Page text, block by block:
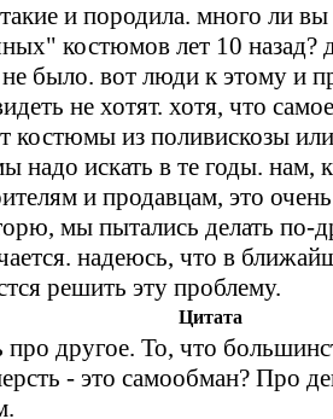
и породила. много ли
костюмов лет 10 назад?
было. вот люди к этому и
не хотят. хотя, что
костюмы из поливискозы
надо искать в те годы. нам,
и продавцам, это
мы пытались делать по-
надеюсь, что в
решить эту проблему.
Цитата
про другое. То, что
- это самообман? Про